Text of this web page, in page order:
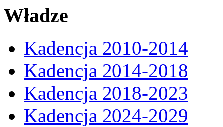
Władze
Kadencja 2010-2014
Kadencja 2014-2018
Kadencja 2018-2023
Kadencja 2024-2029